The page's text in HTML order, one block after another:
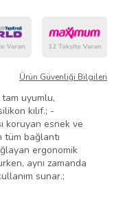
Ürün Güvenliği Bilgileri
uyumlu,
kılıf.; -
koruyan esnek ve
tüm bağlantı
ergonomik
aynı zamanda
sunar.;